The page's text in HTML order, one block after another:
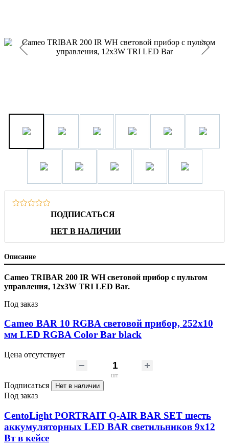
ПОДПИСАТЬСЯ
НЕТ В НАЛИЧИИ
Описание
Cameo TRIBAR 200 IR WH световой прибор с пультом
управления, 12x3W TRI LED Bar.
Под заказ
Cameo BAR 10 RGBA световой прибор, 252x10
мм LED RGBA Color Bar black
Цена отсутствует
шт
Подписаться Нет в наличии
Под заказ
CentoLight PORTRAIT Q-AIR BAR SET шесть
аккумуляторных LED BAR светильников 9х12
Вт в кейсе